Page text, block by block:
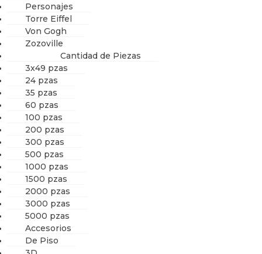
Personajes
Torre Eiffel
Von Gogh
Zozoville
Cantidad de Piezas
3x49 pzas
24 pzas
35 pzas
60 pzas
100 pzas
200 pzas
300 pzas
500 pzas
1000 pzas
1500 pzas
2000 pzas
3000 pzas
5000 pzas
Accesorios
De Piso